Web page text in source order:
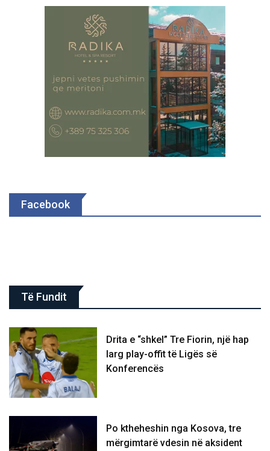
Facebook
Të Fundit
Drita e “shkel” Tre Fiorin, një hap
larg play-offit të Ligës së
Konferencës
Po ktheheshin nga Kosova, tre
mërgimtarë vdesin në aksident